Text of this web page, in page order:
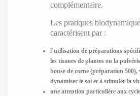
complémentaire.
Les pratiques
caractérisent par :
l’utilisation de préparations
les tisanes de plantes ou la
bouse de corne (préparation 500),
dynamiser le sol et à stimuler la
une attention particulière aux